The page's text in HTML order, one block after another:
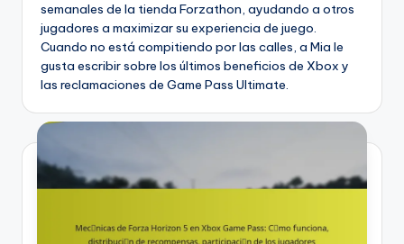
semanales de la tienda Forzathon, ayudando a otros
jugadores a maximizar su experiencia de juego.
Cuando no está compitiendo por las calles, a Mia le
gusta escribir sobre los últimos beneficios de Xbox y
las reclamaciones de Game Pass Ultimate.